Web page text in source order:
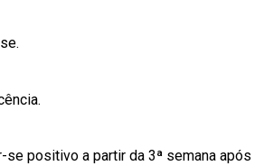
se positivo a partir da 3ª semana após